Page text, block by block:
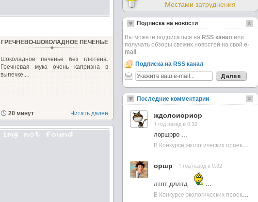
ГРЕЧНЕВО-ШОКОЛАДНОЕ ПЕЧЕНЬЕ
Шоколадное печенье без глютена.
Гречневая мука очень капризна в
выпечке....
20 минут Читать далее
Местами затруднения
Подписка на новости
Вы можете подписаться на RSS канал или
получать обзоры свежих новостей на свой e-
mail .
Подписка на RSS канал
Последние комментарии
ждолоиориор
1 год назад в 0:32
лоршрро ...
В Конкурсе экологических проектов в Подмосковье активно участвовала молодежь :: NewsRbk.ru...
оршр 1 год назад в 0:32
лтлт дллтд
...
В Конкурсе экологических проектов в Подмосковье активно участвовала молодежь :: NewsRbk.ru...